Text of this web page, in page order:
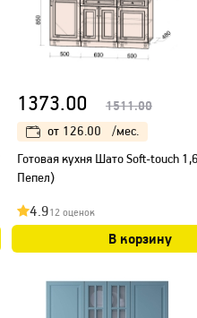
1373.00 1511.00
от 126.00
/мес.
Готовая кухня Шато Soft-touch
Пепел)
4.912 оценок
В корзину